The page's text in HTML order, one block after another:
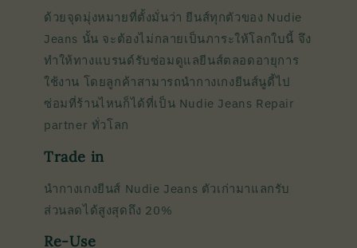
ด้วยจุดมุ่งหมายที่ตั้งมั่นว่า ยีนส์ทุกตัวของ Nudie
Jeans นั้น จะต้องไม่กลายเป็นภาระให้โลกใบนี้ จึง
ทำให้ทางแบรนด์รับซ่อมดูแลยีนส์ตลอดอายุการ
ใช้งาน โดยลูกค้าสามารถนำกางเกงยีนส์นูดี้ไป
ซ่อมที่ร้านไหนก็ได้ที่เป็น Nudie Jeans Repair
partner ทั่วโลก
Trade in
นำกางเกงยีนส์ Nudie Jeans ตัวเก่ามาแลกรับ
ส่วนลดได้สูงสุดถึง 20%
Re-Use